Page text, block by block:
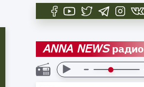
ANNA NEWSрадио